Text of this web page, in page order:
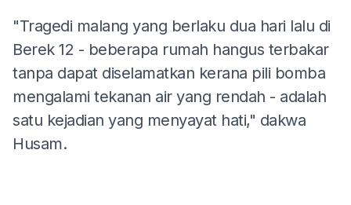
"Tragedi malang yang berlaku dua hari lalu di
Berek 12 - beberapa rumah hangus terbakar
tanpa dapat diselamatkan kerana pili bomba
mengalami tekanan air yang rendah - adalah
satu kejadian yang menyayat hati," dakwa
Husam.